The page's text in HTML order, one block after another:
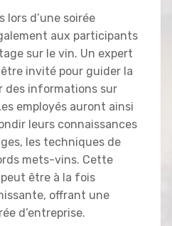
lors d’une soirée
aux participants
sur le vin. Un expert
invité pour guider la
informations sur
employés auront ainsi
leurs connaissances
les techniques de
mets-vins. Cette
être à la fois
offrant une
d’entreprise.